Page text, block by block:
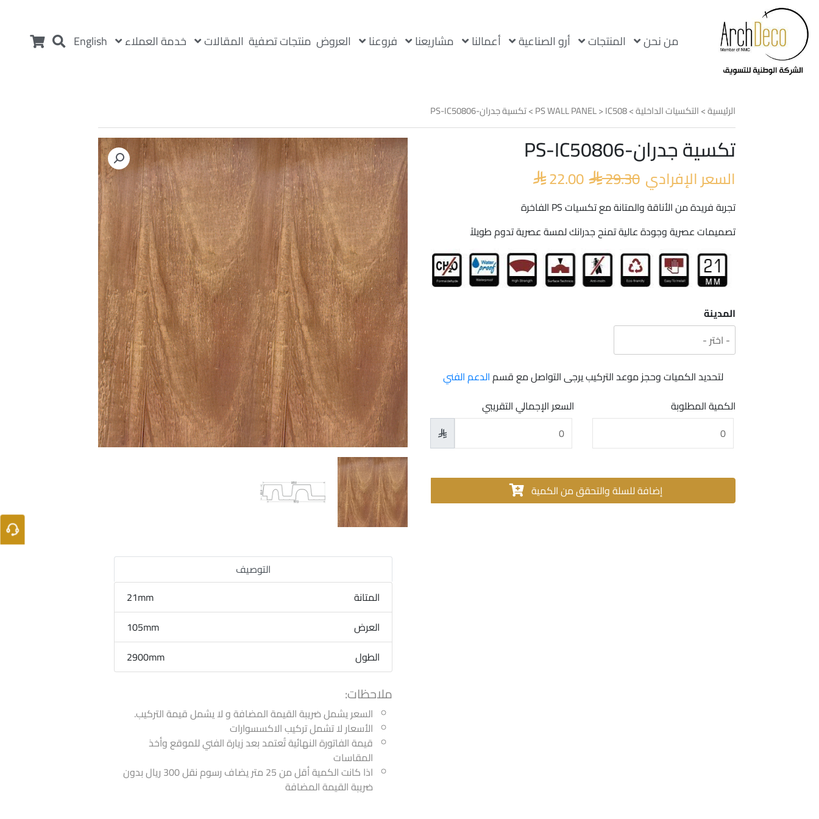
من نحن المنتجات أرو الصناعية أعمالنا مشاريعنا فروعنا العروض منتجات تصفية المقالات خدمة العملاء English
الرئيسية>التكسيات الداخلية>
PS WALL PANEL>IC508 > تكسية جدران-PS-IC50806
تكسية جدران-PS-IC50806
السعر الإفرادي 29.30
السعر
الأصلي
هو:
 29.30.
22.00
السعر
الحالي
هو:
 22.00.
تجربة فريدة من الأناقة والمتانة مع تكسيات PS الفاخرة
تصميمات عصرية وجودة عالية تمنح جدرانك لمسة عصرية تدوم طويلاً
المدينة
لتحديد الكميات وحجز موعد التركيب يرجى التواصل مع قسمالدعم الفني
الكمية المطلوبة
السعر الإجمالي التقريبي

إضافة للسلة والتحقق من الكمية
التوصيف
المتانة
21mm
العرض
105mm
الطول
2900mm
ملاحظات:
السعر يشمل ضريبة القيمة المضافة و لا يشمل قيمة التركيب.
الأسعار لا تشمل تركيب الاكسسوارات
قيمة الفاتورة النهائية تُعتمد بعد زيارة الفني للموقع وأخذ
المقاسات
اذا كانت الكمية أقل من 25 متر يضاف رسوم نقل 300 ريال بدون
ضريبة القيمة المضافة